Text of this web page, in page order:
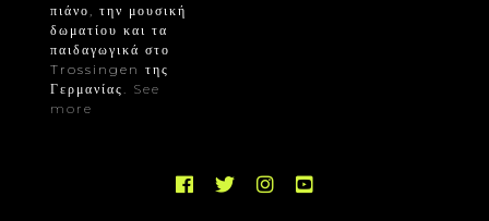
πιάνο, την μουσική
δωματίου και τα
παιδαγωγικά στο
Trossingen της
Γερμανίας. See
more